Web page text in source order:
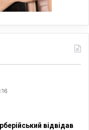
відвідав